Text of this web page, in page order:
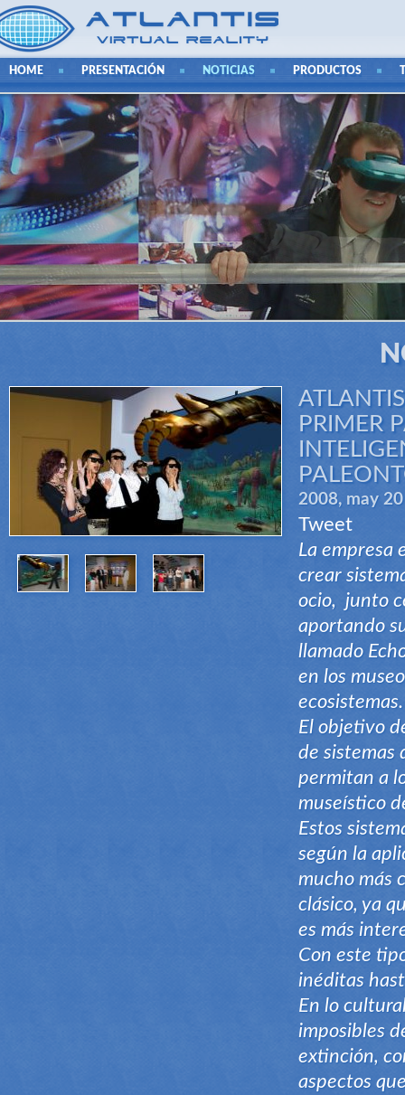
HOME PRESENTACIÓN NOTICIAS PRODUCTOS
PRIMER
2008, may 20
Tweet
La empresa
crear
ocio, junto
aportando
llamado
en los
El objetivo
de sistemas
permitan a
museístico
Estos
según la
mucho más
clásico, ya
es más
Con este
inéditas
En lo
imposibles
extinción,
aspectos